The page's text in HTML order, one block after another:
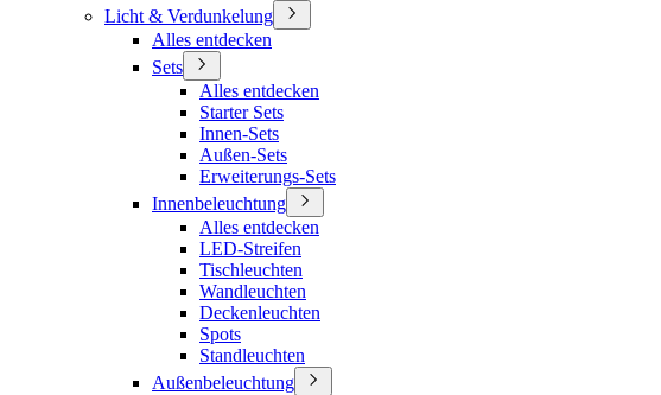
Licht & Verdunkelung
Alles entdecken
Sets
Alles entdecken
Starter Sets
Innen-Sets
Außen-Sets
Erweiterungs-Sets
Innenbeleuchtung
Alles entdecken
LED-Streifen
Tischleuchten
Wandleuchten
Deckenleuchten
Spots
Standleuchten
Außenbeleuchtung